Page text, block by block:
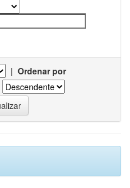
| Ordenar por